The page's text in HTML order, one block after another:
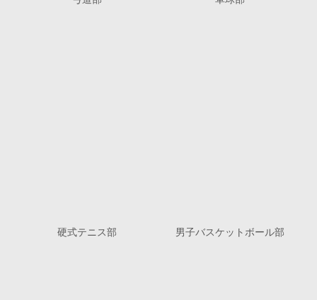
硬式テニス部 男子バスケットボール部